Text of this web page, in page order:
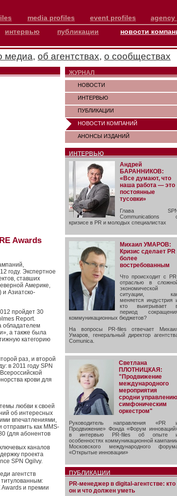
media profiles event profiles agency
интервью публикации новости
медиа, об агентствах, о сообществах
Awards
году. Экспертное
ставших
Америке,
и Азиатско-
пройдет 30
Report.
обладателем
а также была
категорию
раз, и второй
в 2011 году SPN
крови для
любви к своей
об интересных
впечатлениями,
как MMS-
(для абонентов
каналов
проекта
SPN Ogilvy.
агентств
титулованным:
Awards и премии
ЖУРНАЛ
НОВОСТИ
ИНТЕРВЬЮ
ПУБЛИКАЦИИ
НОВОСТИ КОМПАНИЙ
АНОНСЫ ИЗДАНИЙ
ИНТЕРВЬЮ
Андрей
БАРАННИКОВ:
«Все думают, что
наша работа — это
постоянные
тусовки»
Глава
Communications
кризисе в PR и молодых специалистах
Михаил УМАРОВ:
Кризис сделает PR
более
востребованным
Что происходит с
отраслью в
экономической
ситуации,
меняется индустрия
кто выигрывает
период
коммуникационных бюджетов?
На вопросы PR-files отвечает
Умаров, генеральный директор
Comunica.
Светлана
ПЛОТНИЦКАЯ:
"Продвижение
международного
мероприятия
сродни управлению
симфоническим
оркестром"
Руководитель направления «PR
Продвижение» Фонда «Форум
в интервью PR-files об опыте
особенностях коммуникационной
Московского международного
«Открытые инновации»
ПУБЛИКАЦИИ
PR-менеджер в digital-агентстве: кто
он и что должен уметь